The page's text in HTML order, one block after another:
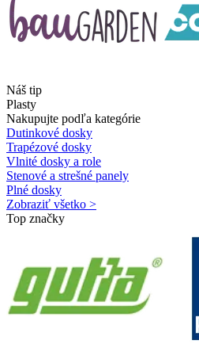
Náš tip
Plasty
Nakupujte podľa kategórie
Dutinkové dosky
Trapézové dosky
Vlnité dosky a role
Stenové a strešné panely
Plné dosky
Zobraziť všetko >
Top značky